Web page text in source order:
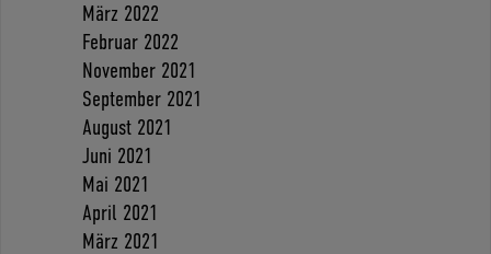
März 2022
Februar 2022
November 2021
September 2021
August 2021
Juni 2021
Mai 2021
April 2021
März 2021